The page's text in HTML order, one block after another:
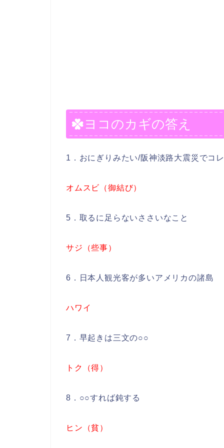
ヨコのカギの答え
1．おにぎりみたい/阪神淡路大震災でコ
オムスビ（御結び）
5．取るに足らないささいなこと
サジ（些事）
6．日本人観光客が多いアメリカの諸島
ハワイ
7．早起きは三文の○○
トク（得）
8．○○すれば鈍する
ヒン（貧）